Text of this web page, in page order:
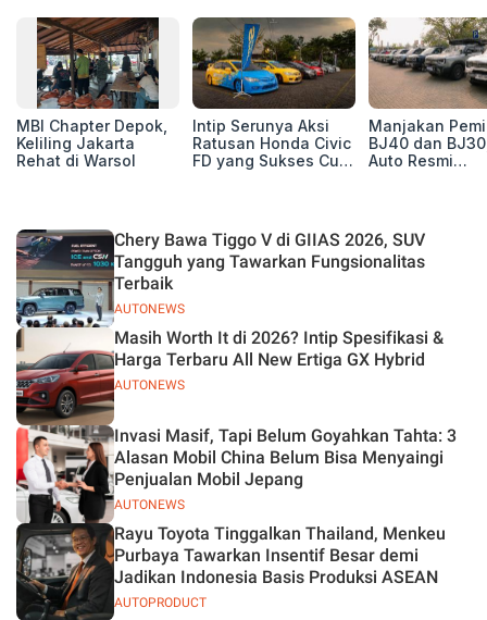
MBI Chapter Depok,
Keliling Jakarta
Rehat di Warsol
Intip Serunya Aksi
Ratusan Honda Civic
FD yang Sukses Curi
Manjakan
BJ40 dan
Auto Resmi
AUTONEWS
Chery Bawa Tiggo V di GIIAS 2026, SUV
Tangguh yang Tawarkan Fungsionalitas
Terbaik
AUTONEWS
Masih Worth It di 2026? Intip Spesifikasi &
Harga Terbaru All New Ertiga GX Hybrid
AUTONEWS
Invasi Masif, Tapi Belum Goyahkan Tahta: 3
Alasan Mobil China Belum Bisa Menyaingi
Penjualan Mobil Jepang
AUTOPRODUCT
Rayu Toyota Tinggalkan Thailand, Menkeu
Purbaya Tawarkan Insentif Besar demi
Jadikan Indonesia Basis Produksi ASEAN